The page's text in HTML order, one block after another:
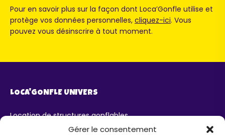
Gérer le consentement
Pour en savoir plus sur la façon dont Loca’Gonfle utilise et
protège vos données personnelles, cliquez-ici. Vous
pouvez vous désinscrire à tout moment.
LOCA'GONFLE UNIVERS
Location de structures gonflables
Parc Loca'Gonfle XXL Colmar